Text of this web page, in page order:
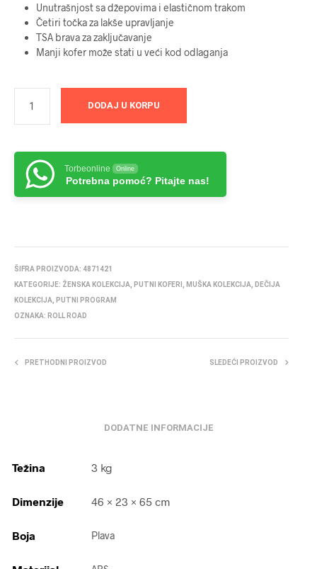
Unutrašnjost sa džepovima i elastičnom trakom
Četiri točka za lakše upravljanje
TSA brava za zaključavanje
Manji kofer može stati u veći kod odlaganja
DODAJ U KORPU
Torbeonline Online
Potrebna pomoć? Pitajte nas!
ŠIFRA PROIZVODA: 4871421
KATEGORIJE: ŽENSKA KOLEKCIJA PUTNI KOFERI MUŠKA KOLEKCIJA
DEČIJA
KOLEKCIJA
PUTNI PROGRAM
OZNAKA: ROLL ROAD
PRETHODNI PROIZVOD SLEDEĆI PROIZVOD
DODATNE INFORMACIJE
Težina 3 kg
Dimenzije 46 × 23 × 65 cm
Boja Plava